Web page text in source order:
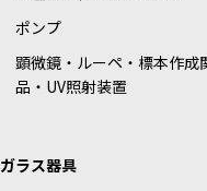
ポンプ
顕微鏡・ルーペ・標本作成
品・UV照射装置
ガラス器具